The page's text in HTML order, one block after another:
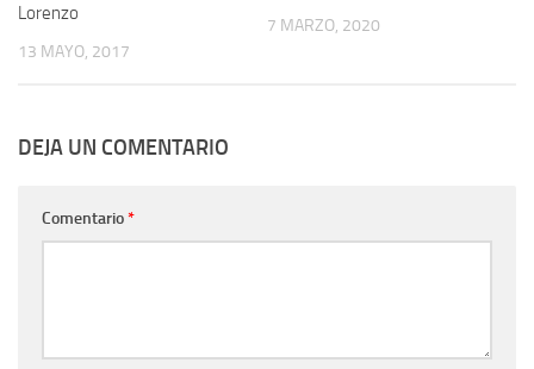
Lorenzo
13 MAYO, 2017
7 MARZO, 2020
DEJA UN COMENTARIO
Comentario*